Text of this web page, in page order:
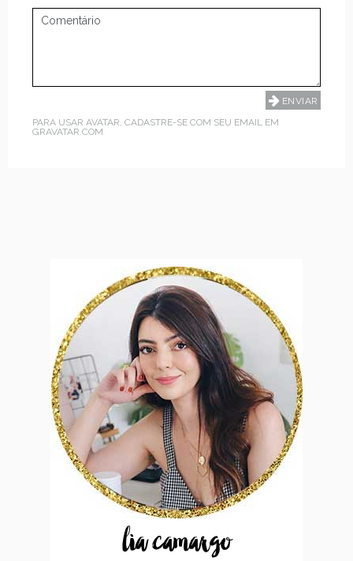
PARA USAR AVATAR, CADASTRE-SE COM SEU EMAIL EM
GRAVATAR.COM
lia camargo